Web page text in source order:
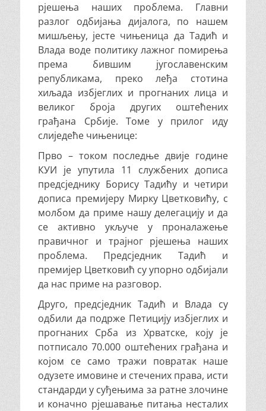
рјешења наших проблема. Главни
разлог одбијања дијалога, по нашем
мишљењу, јесте чињеница да Тадић и
Влада воде политику лажног помирења
према бившим југославенским
републикама, преко леђа стотина
хиљада избјеглих и прогнаних лица и
великог броја других оштећених
грађана Србије. Томе у прилог иду
слиједеће чињенице:
Прво – током последње двије године
КУИ је упутила 11 службених дописа
предсједнику Борису Тадићу и четири
дописа премијеру Мирку Цветковићу, с
молбом да приме нашу делегацију и да
се активно укључе у проналажење
правичног и трајног рјешења наших
проблема. Предсједник Тадић и
премијер Цветковић су упорно одбијали
да нас приме на разговор.
Друго, предсједник Тадић и Влада су
одбили да подрже Петицију избјеглих и
прогнаних Срба из Хрватске, коју је
потписало 70.000 оштећених грађана и
којом се само тражи повратак наше
одузете имовине и стечених права, исти
стандарди у суђењима за ратне злочине
и коначно рјешавање питања несталих